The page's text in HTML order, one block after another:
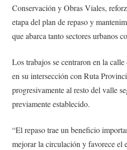
Conservación y Obras Viales,
etapa del plan de repaso y
que abarca tanto sectores urbanos
Los trabajos se centraron en la
en su intersección con Ruta
progresivamente al resto del valle
previamente establecido.
“El repaso trae un beneficio
mejorar la circulación y favorece el